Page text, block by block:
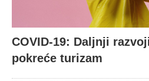
COVID-19: Daljnji
pokreće turizam